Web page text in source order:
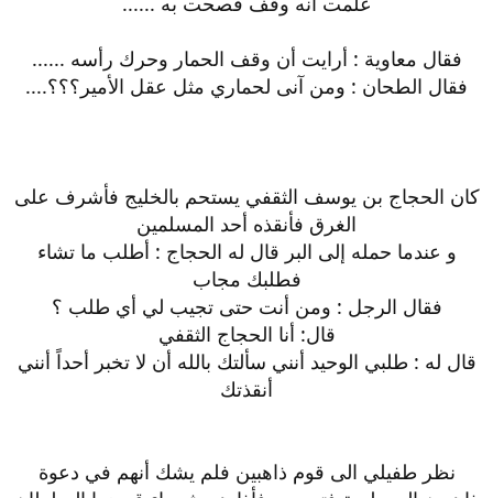
فقال معاوية : أرايت أن وقف الحمار وحرك رأسه ......
فقال الطحان : ومن آنى لحماري مثل عقل الأمير؟؟؟....
كان الحجاج بن يوسف الثقفي يستحم بالخليج فأشرف على
الغرق فأنقذه أحد المسلمين
و عندما حمله إلى البر قال له الحجاج : أطلب ما تشاء
فطلبك مجاب
فقال الرجل : ومن أنت حتى تجيب لي أي طلب ؟
قال: أنا الحجاج الثقفي
قال له : طلبي الوحيد أنني سألتك بالله أن لا تخبر أحداً أنني
أنقذتك
نظر طفيلي الى قوم ذاهبين فلم يشك أنهم في دعوة